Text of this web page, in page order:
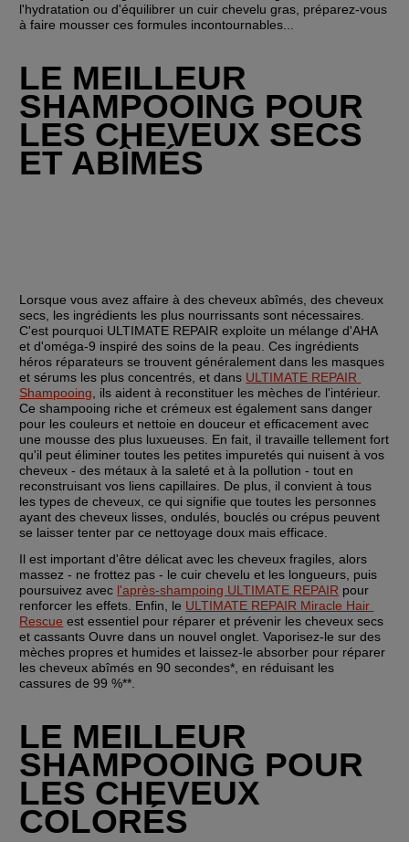
l'hydratation ou d'équilibrer un cuir chevelu gras, préparez-vous
à faire mousser ces formules incontournables...
LE MEILLEUR
SHAMPOOING POUR
LES CHEVEUX SECS
ET ABÎMÉS
Lorsque vous avez affaire à des cheveux abîmés, des cheveux
secs, les ingrédients les plus nourrissants sont nécessaires.
C'est pourquoi ULTIMATE REPAIR exploite un mélange d'AHA
et d'oméga-9 inspiré des soins de la peau. Ces ingrédients
héros réparateurs se trouvent généralement dans les masques
et sérums les plus concentrés, et dans ULTIMATE REPAIR
Shampooing, ils aident à reconstituer les mèches de l'intérieur.
Ce shampooing riche et crémeux est également sans danger
pour les couleurs et nettoie en douceur et efficacement avec
une mousse des plus luxueuses. En fait, il travaille tellement fort
qu'il peut éliminer toutes les petites impuretés qui nuisent à vos
cheveux - des métaux à la saleté et à la pollution - tout en
reconstruisant vos liens capillaires. De plus, il convient à tous
les types de cheveux, ce qui signifie que toutes les personnes
ayant des cheveux lisses, ondulés, bouclés ou crépus peuvent
se laisser tenter par ce nettoyage doux mais efficace.
Il est important d'être délicat avec les cheveux fragiles, alors
massez - ne frottez pas - le cuir chevelu et les longueurs, puis
poursuivez avec l'après-shampoing ULTIMATE REPAIR pour
renforcer les effets. Enfin, le ULTIMATE REPAIR Miracle Hair
Rescue est essentiel pour réparer et prévenir les cheveux secs
et cassants Ouvre dans un nouvel onglet. Vaporisez-le sur des
mèches propres et humides et laissez-le absorber pour réparer
les cheveux abîmés en 90 secondes*, en réduisant les
cassures de 99 %**.
LE MEILLEUR
SHAMPOOING POUR
LES CHEVEUX
COLORÉS